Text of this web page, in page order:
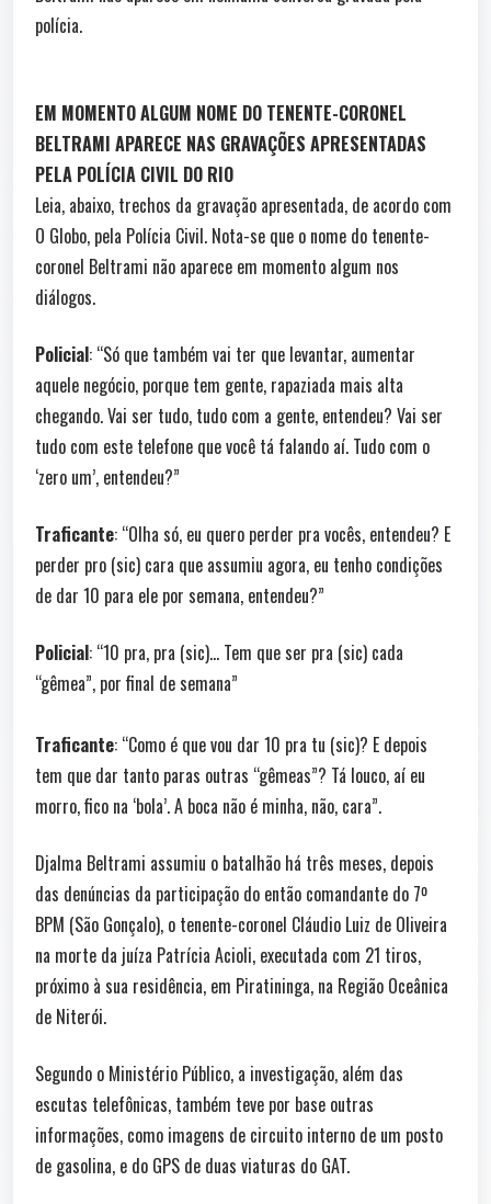
polícia.
EM MOMENTO ALGUM NOME DO TENENTE-CORONEL
BELTRAMI APARECE NAS GRAVAÇÕES APRESENTADAS
PELA POLÍCIA CIVIL DO RIO
Leia, abaixo, trechos da gravação apresentada, de acordo com
O Globo, pela Polícia Civil. Nota-se que o nome do tenente-
coronel Beltrami não aparece em momento algum nos
diálogos.
Policial: “Só que também vai ter que levantar, aumentar
aquele negócio, porque tem gente, rapaziada mais alta
chegando. Vai ser tudo, tudo com a gente, entendeu? Vai ser
tudo com este telefone que você tá falando aí. Tudo com o
‘zero um’, entendeu?”
Traficante: “Olha só, eu quero perder pra vocês, entendeu? E
perder pro (sic) cara que assumiu agora, eu tenho condições
de dar 10 para ele por semana, entendeu?”
Policial: “10 pra, pra (sic)… Tem que ser pra (sic) cada
“gêmea”, por final de semana”
Traficante: “Como é que vou dar 10 pra tu (sic)? E depois
tem que dar tanto paras outras “gêmeas”? Tá louco, aí eu
morro, fico na ‘bola’. A boca não é minha, não, cara”.
Djalma Beltrami assumiu o batalhão há três meses, depois
das denúncias da participação do então comandante do 7º
BPM (São Gonçalo), o tenente-coronel Cláudio Luiz de Oliveira
na morte da juíza Patrícia Acioli, executada com 21 tiros,
próximo à sua residência, em Piratininga, na Região Oceânica
de Niterói.
Segundo o Ministério Público, a investigação, além das
escutas telefônicas, também teve por base outras
informações, como imagens de circuito interno de um posto
de gasolina, e do GPS de duas viaturas do GAT.